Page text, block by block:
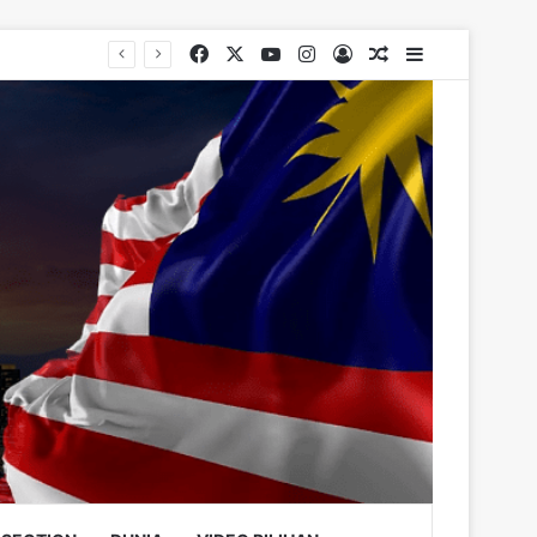
FacebookYouTubeInstagram
Log InRandom Article
Sidebar